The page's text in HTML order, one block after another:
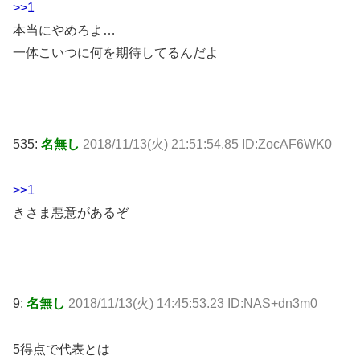
>>1
本当にやめろよ…
一体こいつに何を期待してるんだよ
535: 名無し 2018/11/13(火) 21:51:54.85 ID:ZocAF6WK0
>>1
きさま悪意があるぞ
9: 名無し 2018/11/13(火) 14:45:53.23 ID:NAS+dn3m0
5得点で代表とは